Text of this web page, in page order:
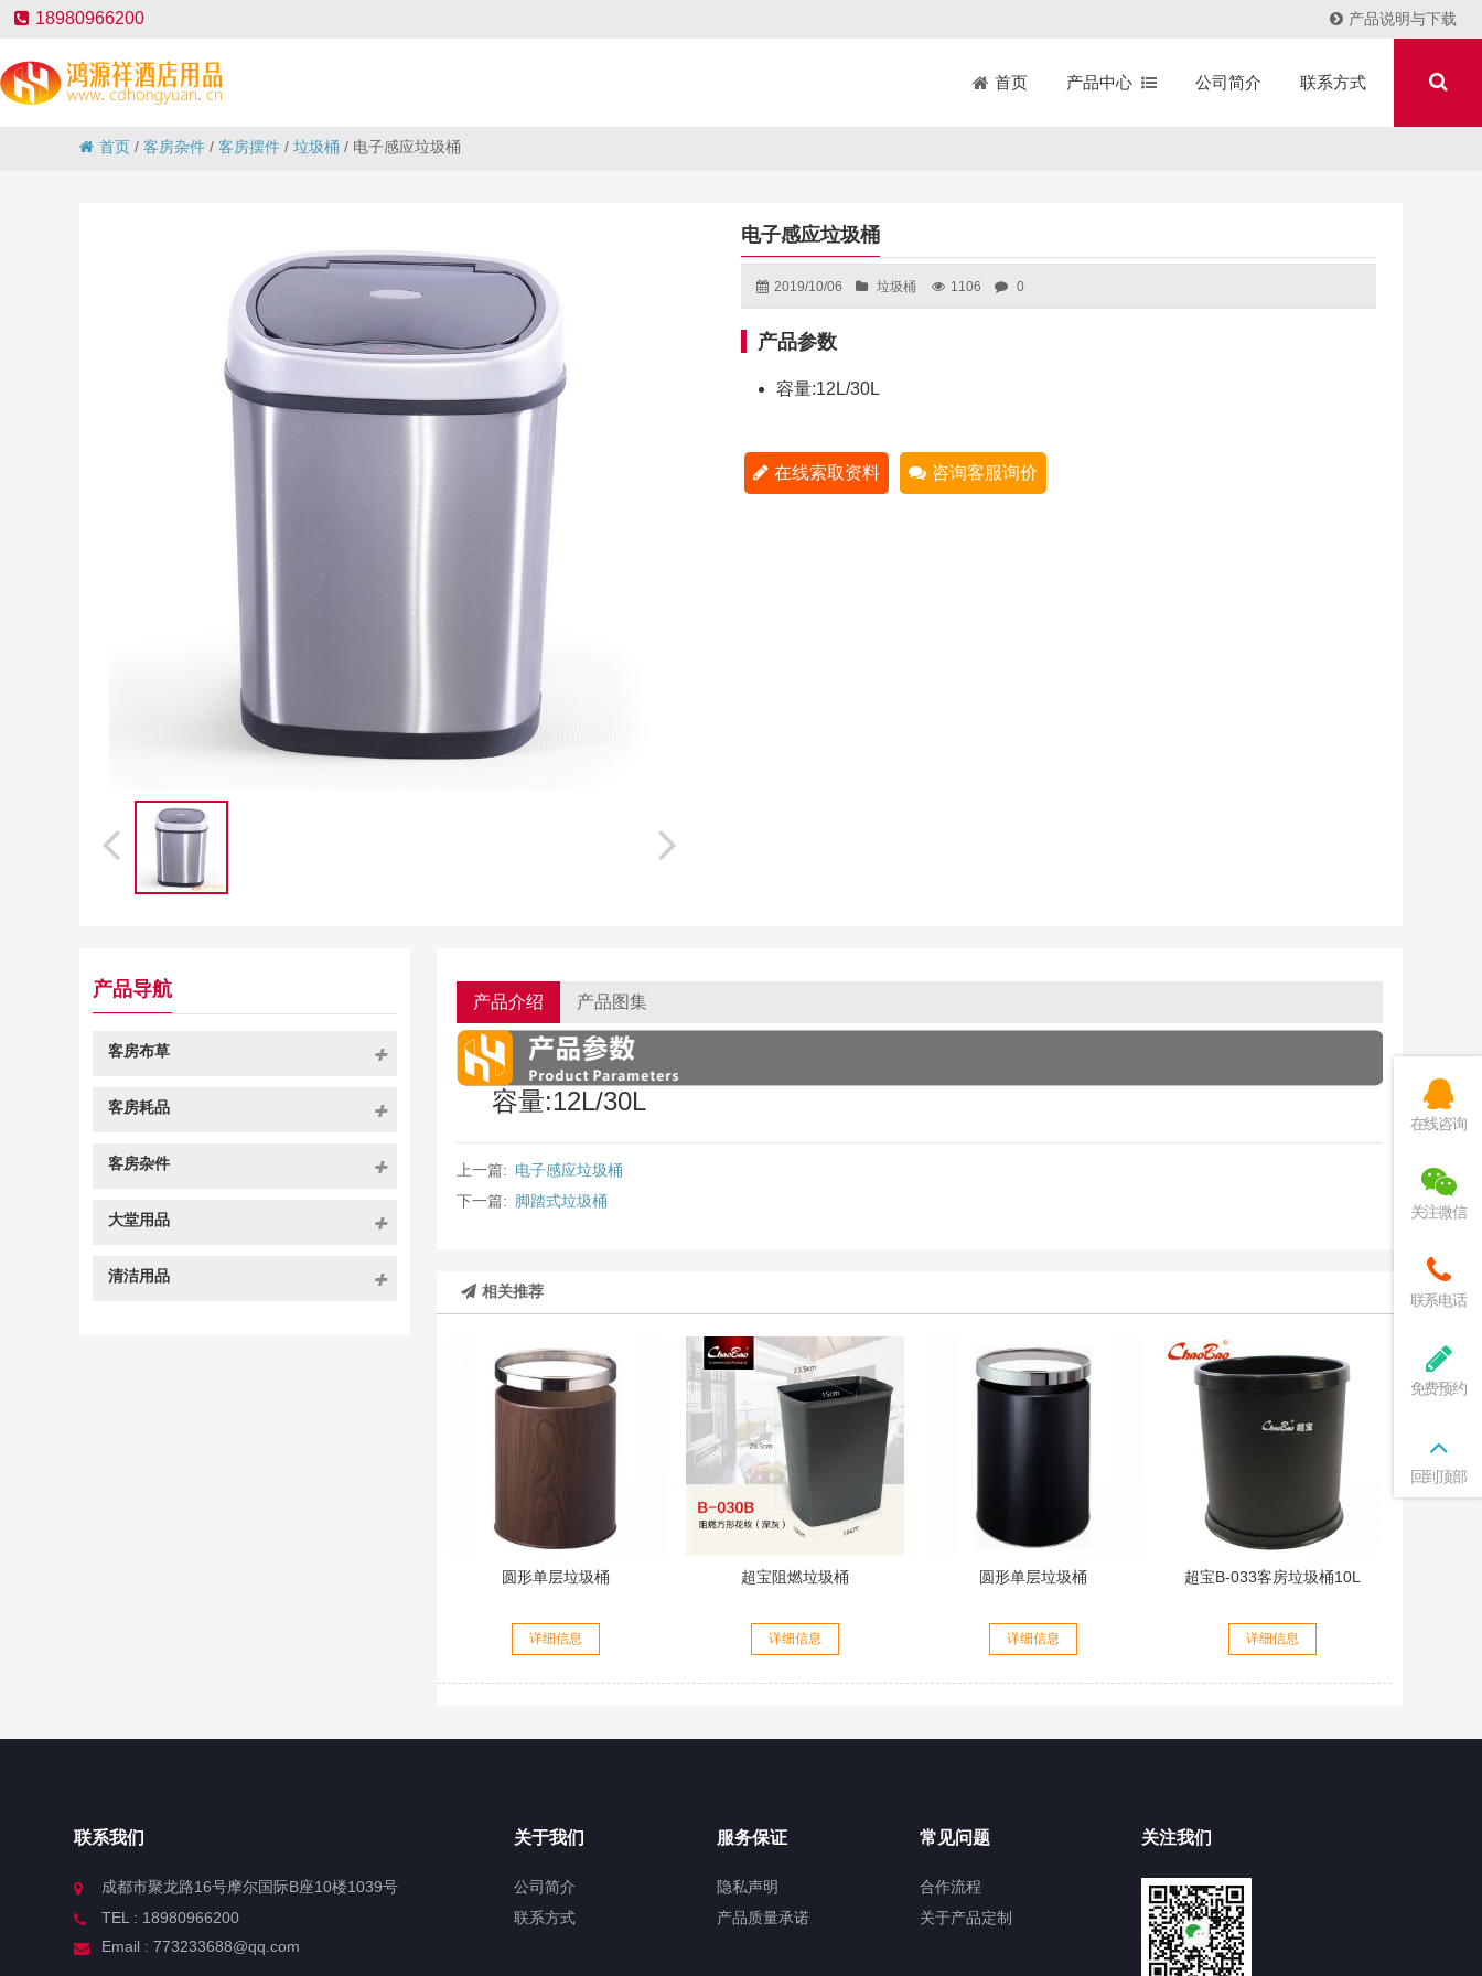
18980966200 产品说明与下载
首页 产品中心 公司简介 联系方式
首页 / 客房杂件 / 客房摆件 / 垃圾桶 / 电子感应垃圾桶
电子感应垃圾桶
2019/10/06 垃圾桶 1106 0
产品参数
容量:12L/30L
在线索取资料 咨询客服询价
产品介绍 产品图集
容量:12L/30L
上一篇: 电子感应垃圾桶
下一篇: 脚踏式垃圾桶
相关推荐
圆形单层垃圾桶
详细信息
超宝阻燃垃圾桶
详细信息
圆形单层垃圾桶
详细信息
超宝B-033客房垃圾桶10L
详细信息
产品导航
客房布草
客房耗品
客房杂件
大堂用品
清洁用品
联系我们
成都市聚龙路16号摩尔国际B座10楼1039号
TEL : 18980966200
Email : 773233688@qq.com
关于我们
公司简介
联系方式
服务保证
隐私声明
产品质量承诺
常见问题
合作流程
关于产品定制
关注我们
在线咨询
关注微信
联系电话
免费预约
回到顶部